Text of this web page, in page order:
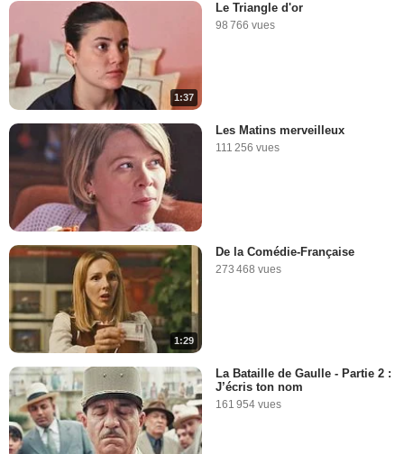
1:37
Le Triangle d'or
98 766 vues
Les Matins merveilleux
111 256 vues
1:29
De la Comédie-Française
273 468 vues
La Bataille de Gaulle - Partie 2 :
J’écris ton nom
161 954 vues